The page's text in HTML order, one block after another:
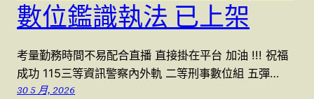
數位鑑識執法 已上架
考量勤務時間不易配合直播 直接掛在平台 加油 !!! 祝福
成功 115三等資訊警察內外軌 二等刑事數位組 五彈…
30 5 月, 2026